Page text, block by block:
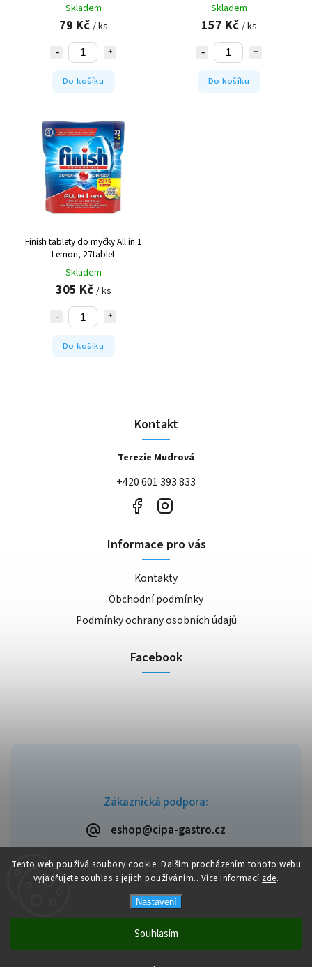
Tento web používá soubory cookie. Dalším procházením tohoto webu
vyjadřujete souhlas s jejich používáním.. Více informací zde.
Nastavení
Souhlasím
Skladem
79 Kč / ks
Do košíku
Skladem
157 Kč / ks
Do košíku
Finish tablety do myčky All in 1
Lemon, 27tablet
Skladem
305 Kč / ks
Do košíku
Zákaznická podpora:
eshop@cipa-gastro.cz
Kontakt
Terezie Mudrová
+420 601 393 833
Informace pro vás
Kontakty
Obchodní podmínky
Podmínky ochrany osobních údajů
Facebook
Cipa-Gastro.cz. Všechna práva vyhrazena.
Upravit nastavení cookies
VytvořilShoptet | Design